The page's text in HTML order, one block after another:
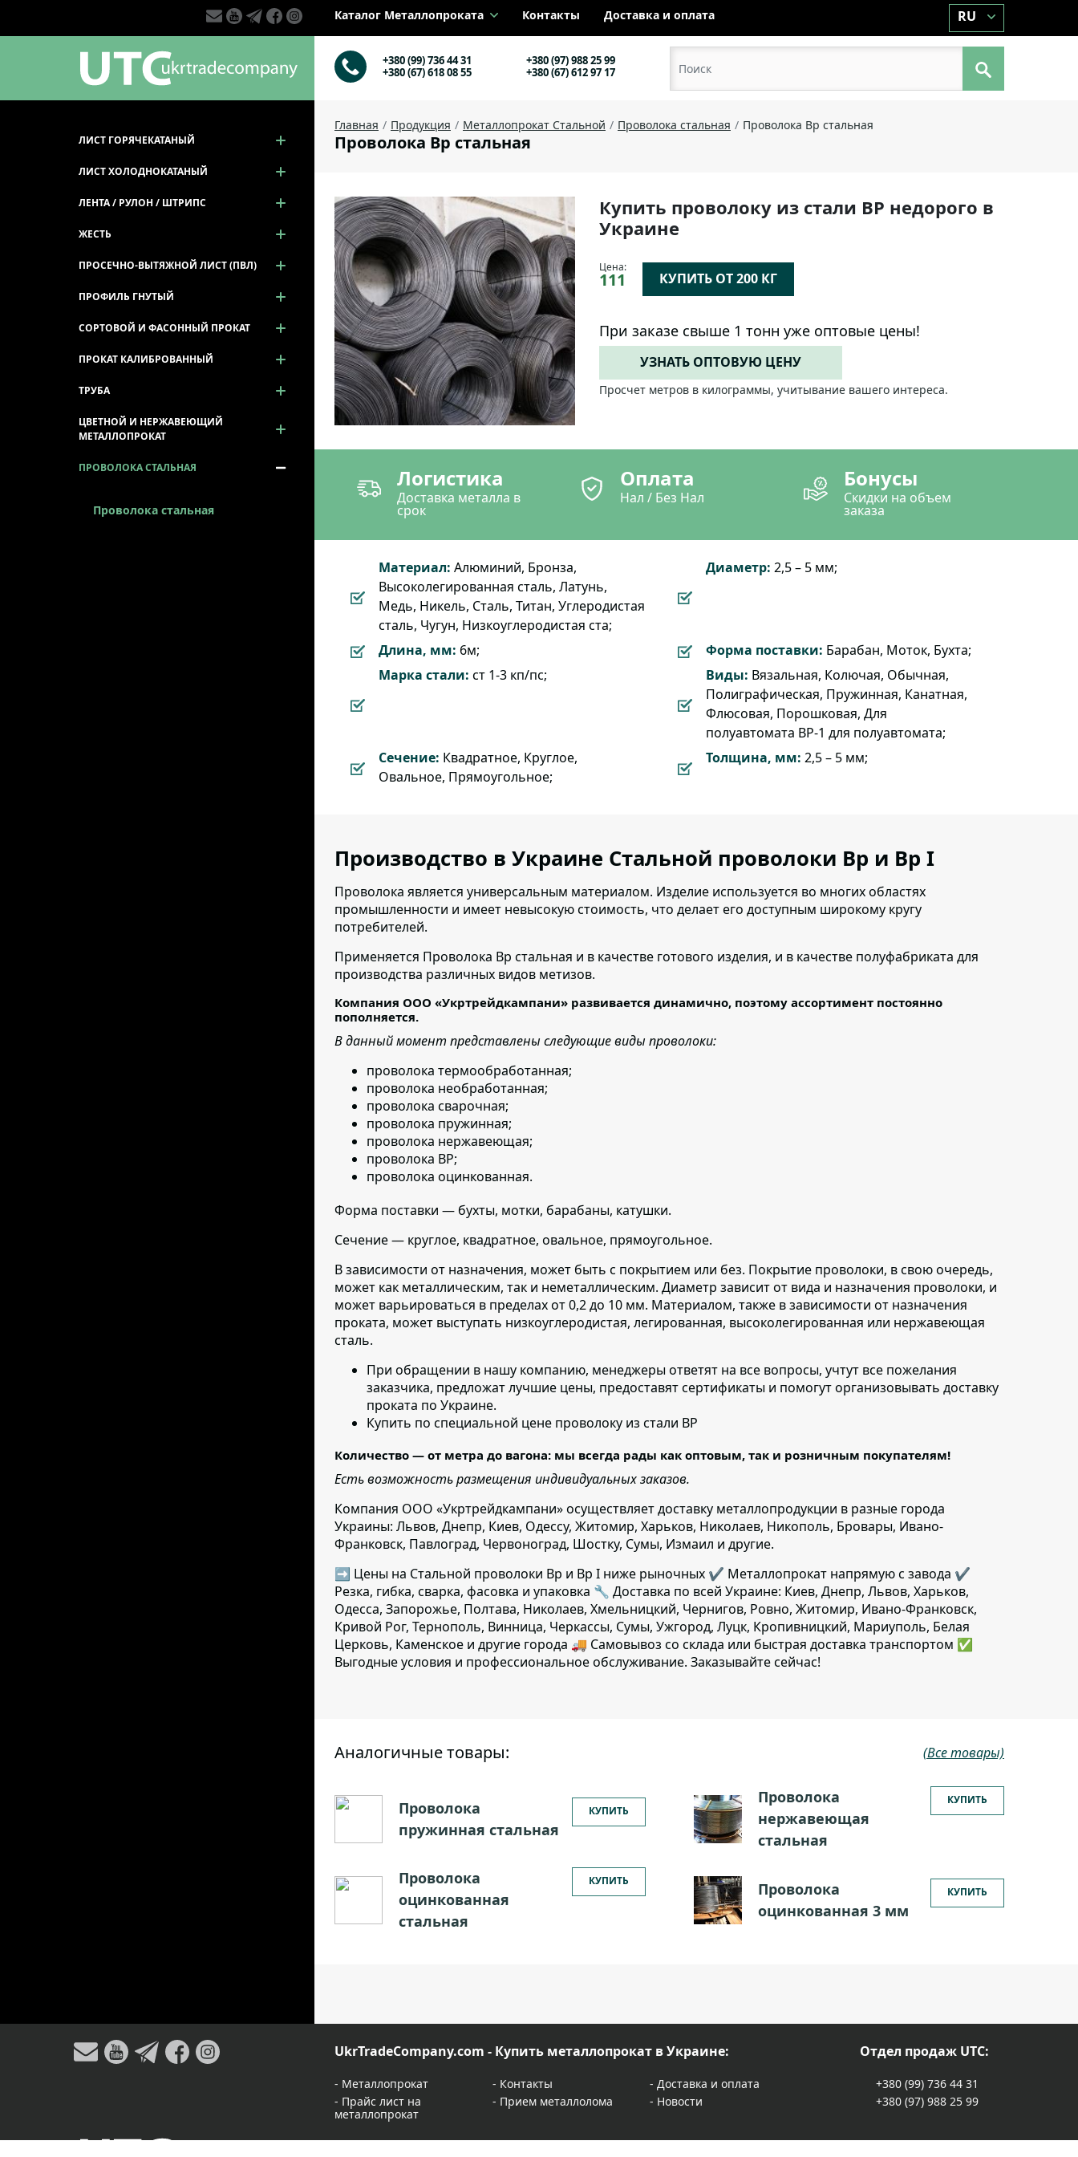
Каталог Металлопроката Контакты Доставка и оплата RU
+380 (99) 736 44 31
+380 (97) 988 25 99
+380 (67) 618 08 55
+380 (67) 612 97 17
Главная Продукция Металлопрокат Стальной Проволока стальная Проволока Вр стальная
Проволока Вр стальная
Купить проволоку из стали ВР недорого в
Украине
Цена:
111 КУПИТЬ ОТ 200 КГ
При заказе свыше 1 тонн уже оптовые цены!
УЗНАТЬ ОПТОВУЮ ЦЕНУ
Просчет метров в килограммы, учитывание вашего интереса.
Логистика
Доставка металла в
срок
Оплата
Нал / Без Нал
Бонусы
Скидки на объем
заказа
Материал: Алюминий, Бронза,
Высоколегированная сталь, Латунь,
Медь, Никель, Сталь, Титан, Углеродистая
сталь, Чугун, Низкоуглеродистая ста;
Диаметр: 2,5 – 5 мм;
Длина, мм: 6м; Форма поставки: Барабан, Моток, Бухта;
Марка стали: ст 1-3 кп/пс; Виды: Вязальная, Колючая, Обычная,
Полиграфическая, Пружинная, Канатная,
Флюсовая, Порошковая, Для
полуавтомата ВР-1 для полуавтомата;
Сечение: Квадратное, Круглое,
Овальное, Прямоугольное;
Толщина, мм: 2,5 – 5 мм;
Производство в Украине Стальной проволоки Вр и Вр I
Проволока является универсальным материалом. Изделие используется во многих областях
промышленности и имеет невысокую стоимость, что делает его доступным широкому кругу
потребителей.
Применяется Проволока Вр стальная и в качестве готового изделия, и в качестве полуфабриката для
производства различных видов метизов.
Компания ООО «Укртрейдкампани» развивается динамично, поэтому ассортимент постоянно
пополняется.
В данный момент представлены следующие виды проволоки:
проволока термообработанная;
проволока необработанная;
проволока сварочная;
проволока пружинная;
проволока нержавеющая;
проволока ВР;
проволока оцинкованная.
Форма поставки — бухты, мотки, барабаны, катушки.
Сечение— круглое, квадратное, овальное, прямоугольное.
В зависимости от назначения, может быть с покрытием или без. Покрытие проволоки, в свою очередь,
может как металлическим, так и неметаллическим. Диаметр зависит от вида и назначения проволоки, и
может варьироваться в пределах от 0,2 до 10 мм. Материалом, также в зависимости от назначения
проката, может выступать низкоуглеродистая, легированная, высоколегированная или нержавеющая
сталь.
При обращении в нашу компанию, менеджеры ответят на все вопросы, учтут все пожелания
заказчика, предложат лучшие цены, предоставят сертификаты и помогут организовывать доставку
проката по Украине.
Купить по специальной цене проволоку из стали ВР
Количество — от метра до вагона: мы всегда рады как оптовым, так и розничным покупателям!
Есть возможность размещения индивидуальных заказов.
Компания ООО «Укртрейдкампани» осуществляет доставку металлопродукции в разные города
Украины: Львов, Днепр, Киев, Одессу, Житомир, Харьков, Николаев, Никополь, Бровары, Ивано-
Франковск, Павлоград, Червоноград, Шостку, Сумы, Измаил и другие.
➡ Цены на Стальной проволоки Вр и Вр I ниже рыночных ✔️ Металлопрокат напрямую с завода ✔️
Резка, гибка, сварка, фасовка и упаковка 🔧 Доставка по всей Украине: Киев, Днепр, Львов, Харьков,
Одесса, Запорожье, Полтава, Николаев, Хмельницкий, Чернигов, Ровно, Житомир, Ивано-Франковск,
Кривой Рог, Тернополь, Винница, Черкассы, Сумы, Ужгород, Луцк, Кропивницкий, Мариуполь, Белая
Церковь, Каменское и другие города 🚚 Самовывоз со склада или быстрая доставка транспортом ✅
Выгодные условия и профессиональное обслуживание. Заказывайте сейчас!
Аналогичные товары: (Все товары)
Проволока
пружинная стальная
КУПИТЬ
Проволока
нержавеющая
стальная
КУПИТЬ
Проволока
оцинкованная
стальная
КУПИТЬ
Проволока
оцинкованная 3 мм
КУПИТЬ
ЛИСТ ГОРЯЧЕКАТАНЫЙ
ЛИСТ ХОЛОДНОКАТАНЫЙ
ЛЕНТА / РУЛОН / ШТРИПС
ЖЕСТЬ
ПРОСЕЧНО-ВЫТЯЖНОЙ ЛИСТ (ПВЛ)
ПРОФИЛЬ ГНУТЫЙ
СОРТОВОЙ И ФАСОННЫЙ ПРОКАТ
ПРОКАТ КАЛИБРОВАННЫЙ
ТРУБА
ЦВЕТНОЙ И НЕРЖАВЕЮЩИЙ
МЕТАЛЛОПРОКАТ
ПРОВОЛОКА СТАЛЬНАЯ
Проволока стальная
UkrTradeCompany.com - Купить металлопрокат в Украине:
- Металлопрокат - Контакты - Доставка и оплата
- Прайс лист на
металлопрокат
- Прием металлолома - Новости
Отдел продаж UTC:
+380 (99) 736 44 31
+380 (97) 988 25 99